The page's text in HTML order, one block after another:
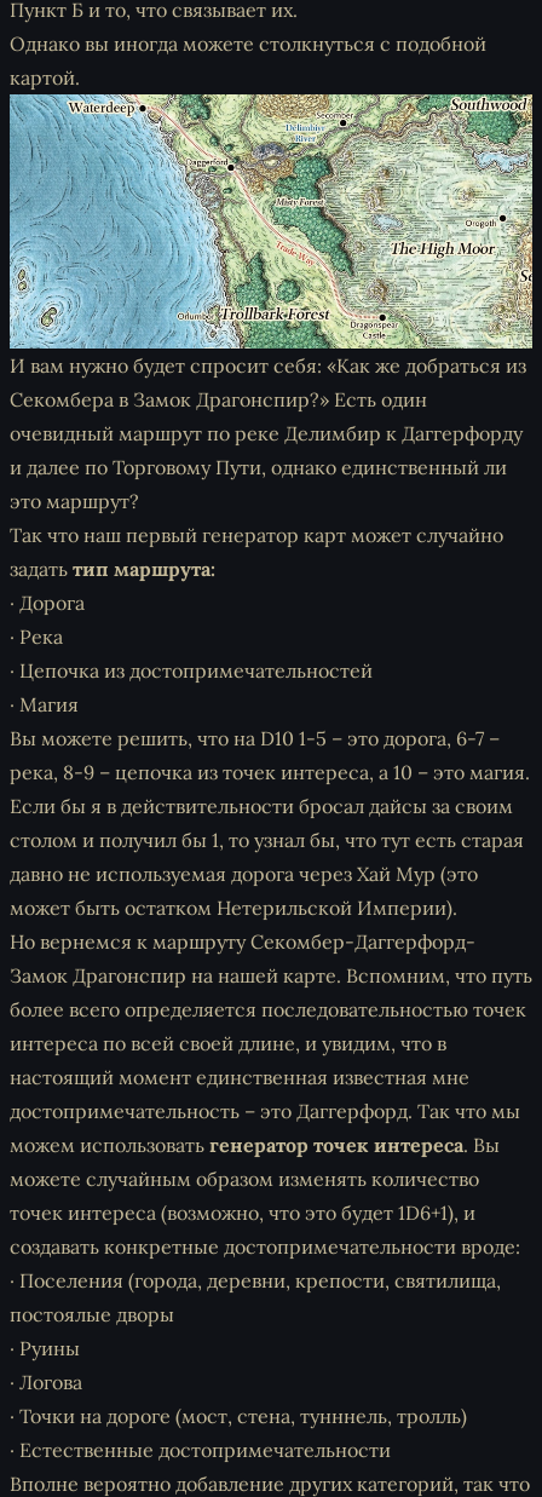
Пункт Б и то, что связывает их.
Однако вы иногда можете столкнуться с подобной
картой.
И вам нужно будет спросит себя: «Как же добраться из
Секомбера в Замок Драгонспир?» Есть один
очевидный маршрут по реке Делимбир к Даггерфорду
и далее по Торговому Пути, однако единственный ли
это маршрут?
Так что наш первый генератор карт может случайно
задать тип маршрута:
· Дорога
· Река
· Цепочка из достопримечательностей
· Магия
Вы можете решить, что на D10 1-5 – это дорога, 6-7 –
река, 8-9 – цепочка из точек интереса, а 10 – это магия.
Если бы я в действительности бросал дайсы за своим
столом и получил бы 1, то узнал бы, что тут есть старая
давно не используемая дорога через Хай Мур (это
может быть остатком Нетерильской Империи).
Но вернемся к маршруту Секомбер-Даггерфорд-
Замок Драгонспир на нашей карте. Вспомним, что путь
более всего определяется последовательностью точек
интереса по всей своей длине, и увидим, что в
настоящий момент единственная известная мне
достопримечательность – это Даггерфорд. Так что мы
можем использовать генератор точек интереса. Вы
можете случайным образом изменять количество
точек интереса (возможно, что это будет 1D6+1), и
создавать конкретные достопримечательности вроде:
· Поселения (города, деревни, крепости, святилища,
постоялые дворы
· Руины
· Логова
· Точки на дороге (мост, стена, тунннель, тролль)
· Естественные достопримечательности
Вполне вероятно добавление других категорий, так что